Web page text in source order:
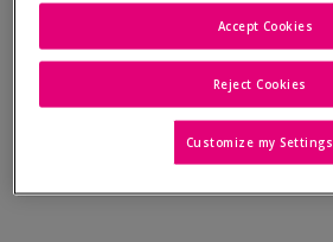
Comment soutenir votre partenaire ?
Les relations avec l'entourage
Reject Cookies
Accept Cookies
Customize my Settings